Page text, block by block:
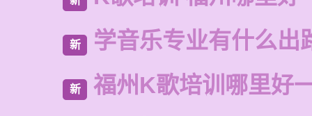
新 学音乐专业有什么出
新 福州K歌培训哪里好